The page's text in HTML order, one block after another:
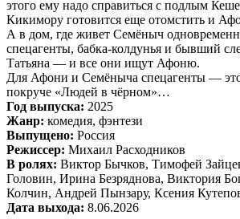
этого ему надо справиться с подлым
Кикимору готовится еще отомстить и
А в дом, где живет Семёныч
спецагенты, бабка-колдунья и бывший
Татьяна — и все они ищут Афоню.
Для Афони и Семёныча спецагенты — это
покруче «Людей в чёрном»…
Год выпуска: 2025
Жанр: комедия, фэнтези
Выпущено: Россия
Режиссер: Михаил Расходников
В ролях: Виктор Бычков, Тимофей
Головин, Ирина Безряднова, Виктория
Колчин, Андрей Пынзару, Ксения
Дата выхода: 8.06.2026